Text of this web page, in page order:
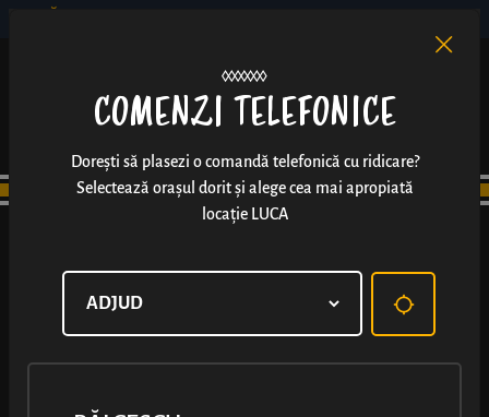
COMENZI TELEFONICE
Dorești să plasezi o comandă telefonică cu ridicare?
Selectează orașul dorit și alege cea mai apropiată
locație LUCA